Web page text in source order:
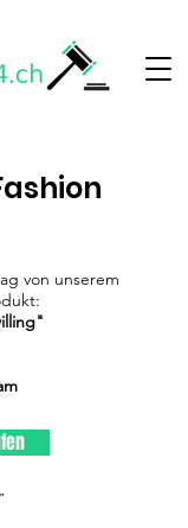
von unserem